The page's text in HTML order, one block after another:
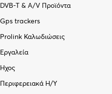
DVB-T & A/V Προϊόντα
Gps trackers
Prolink Καλωδιώσεις
Εργαλεία
Ήχος
Περιφερειακά Η/Υ